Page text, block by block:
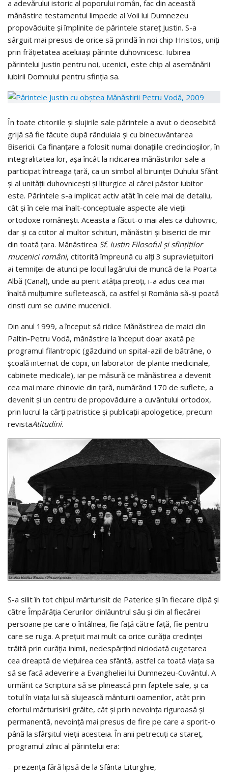
a adevărului istoric al poporului român, fac din această
mănăstire testamentul limpede al Voii lui Dumnezeu
propovăduite şi împlinite de părintele stareţ Justin. S-a
sârguit mai presus de orice să prindă în noi chip Hristos, uniţi
prin frăţietatea aceluiaşi părinte duhovnicesc. Iubirea
părintelui Justin pentru noi, ucenicii, este chip al asemănării
iubirii Domnului pentru sfinţia sa.
În toate ctitoriile şi slujirile sale părintele a avut o deosebită
grijă să fie făcute după rânduiala şi cu binecuvântarea
Bisericii. Ca finanţare a folosit numai donaţiile credincioşilor, în
integralitatea lor, aşa încât la ridicarea mănăstirilor sale a
participat întreaga ţară, ca un simbol al biruinţei Duhului Sfânt
şi al unităţii duhovniceşti şi liturgice al cărei păstor iubitor
este. Părintele s-a implicat activ atât în cele mai de detaliu,
cât şi în cele mai înalt-conceptuale aspecte ale vieţii
ortodoxe româneşti. Aceasta a făcut-o mai ales ca duhovnic,
dar şi ca ctitor al multor schituri, mănăstiri şi biserici de mir
din toată ţara. Mănăstirea Sf. Iustin Filosoful şi sfinţiţilor
mucenici români, ctitorită împreună cu alţi 3 supravieţuitori
ai temniţei de atunci pe locul lagărului de muncă de la Poarta
Albă (Canal), unde au pierit atâţia preoţi, i-a adus cea mai
înaltă mulţumire sufletească, ca astfel şi România să-şi poată
cinsti cum se cuvine mucenicii.
Din anul 1999, a început să ridice Mănăstirea de maici din
Paltin-Petru Vodă, mănăstire la început doar axată pe
programul filantropic (găzduind un spital-azil de bătrâne, o
şcoală internat de copii, un laborator de plante medicinale,
cabinete medicale), iar pe măsură ce mănăstirea a devenit
cea mai mare chinovie din ţară, numărând 170 de suflete, a
devenit şi un centru de propovăduire a cuvântului ortodox,
prin lucrul la cărţi patristice şi publicaţii apologetice, precum
revistaAtitudini.
S-a silit în tot chipul mărturisit de Paterice şi în fiecare clipă şi
către Împărăţia Cerurilor dinlăuntrul său şi din al fiecărei
persoane pe care o întâlnea, fie faţă către faţă, fie pentru
care se ruga. A preţuit mai mult ca orice curăţia credinţei
trăită prin curăţia inimii, nedespărţind niciodată cugetarea
cea dreaptă de vieţuirea cea sfântă, astfel ca toată viaţa sa
să se facă adeverire a Evangheliei lui Dumnezeu-Cuvântul. A
urmărit ca Scriptura să se plinească prin faptele sale, şi ca
totul în viaţa lui să slujească mântuirii oamenilor, atât prin
efortul mărturisirii grăite, cât şi prin nevoinţa riguroasă şi
permanentă, nevoinţă mai presus de fire pe care a sporit-o
până la sfârşitul vieţii acesteia. În anii petrecuţi ca stareţ,
programul zilnic al părintelui era:
– prezenţa fără lipsă de la Sfânta Liturghie,